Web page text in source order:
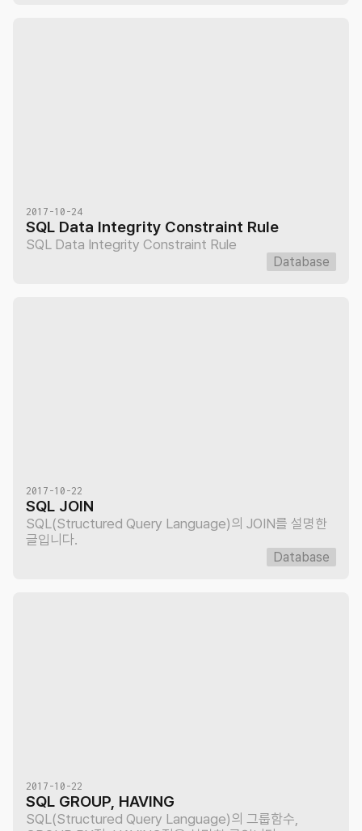
2017-10-24
SQL Data Integrity Constraint Rule
SQL Data Integrity Constraint Rule
Database
2017-10-22
SQL JOIN
SQL(Structured Query Language)의 JOIN를 설명한
글입니다.
Database
2017-10-22
SQL GROUP, HAVING
SQL(Structured Query Language)의 그룹함수,